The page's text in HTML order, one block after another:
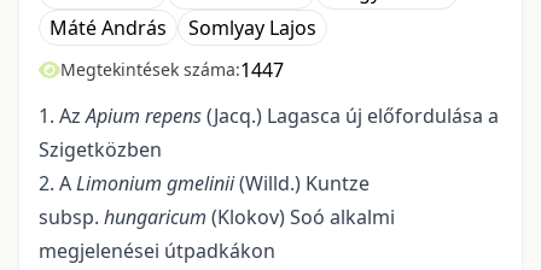
Máté András
Somlyay Lajos
Megtekintések száma:1447
1. AzApium repens(Jacq.) Lagasca új előfordulása a
Szigetközben
2. ALimonium gmelinii(Willd.) Kuntze
subsp. hungaricum (Klokov) Soó alkalmi
megjelenései útpadkákon